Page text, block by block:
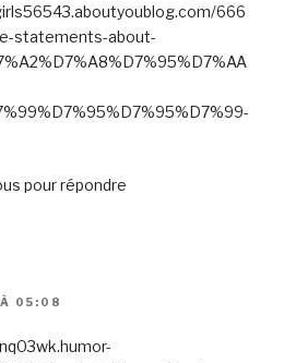
666
statements-about-
pour répondre
05:08